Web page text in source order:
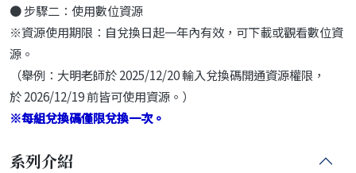
● 步驟二：使用數位資源
※資源使用期限：自兌換日起一年內有效，可下載或觀看數位資
源。
（舉例：大明老師於 2025/12/20 輸入兌換碼開通資源權限，
於 2026/12/19 前皆可使用資源。）
※每組兌換碼僅限兌換一次。
系列介紹